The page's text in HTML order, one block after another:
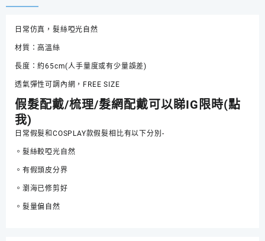
風
棕
色
字
瀏
長
卷
髮
量
日常仿真，髮絲啞光自然
材質：高溫絲
長度：約65cm(人手量度或有少量誤差)
透氣彈性可調內網，FREE SIZE
假髮配戴/梳理/髮網配戴可以睇IG限時(點
我)
日常假髮和COSPLAY款假髮相比有以下分別-
。髮絲較啞光自然
。有假頭皮分界
。瀏海已修剪好
。髮量偏自然